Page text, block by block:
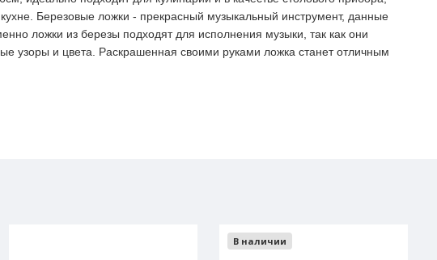
Березовые ложки - прекрасный музыкальный инструмент, данные
ложки из березы подходят для исполнения музыки, так как они
узоры и цвета. Раскрашенная своими руками ложка станет отличным
В наличии